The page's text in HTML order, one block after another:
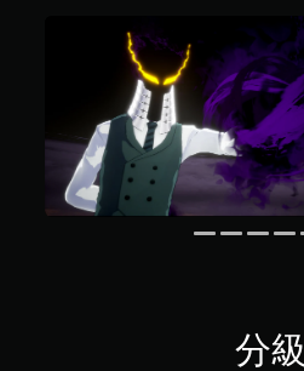
分級